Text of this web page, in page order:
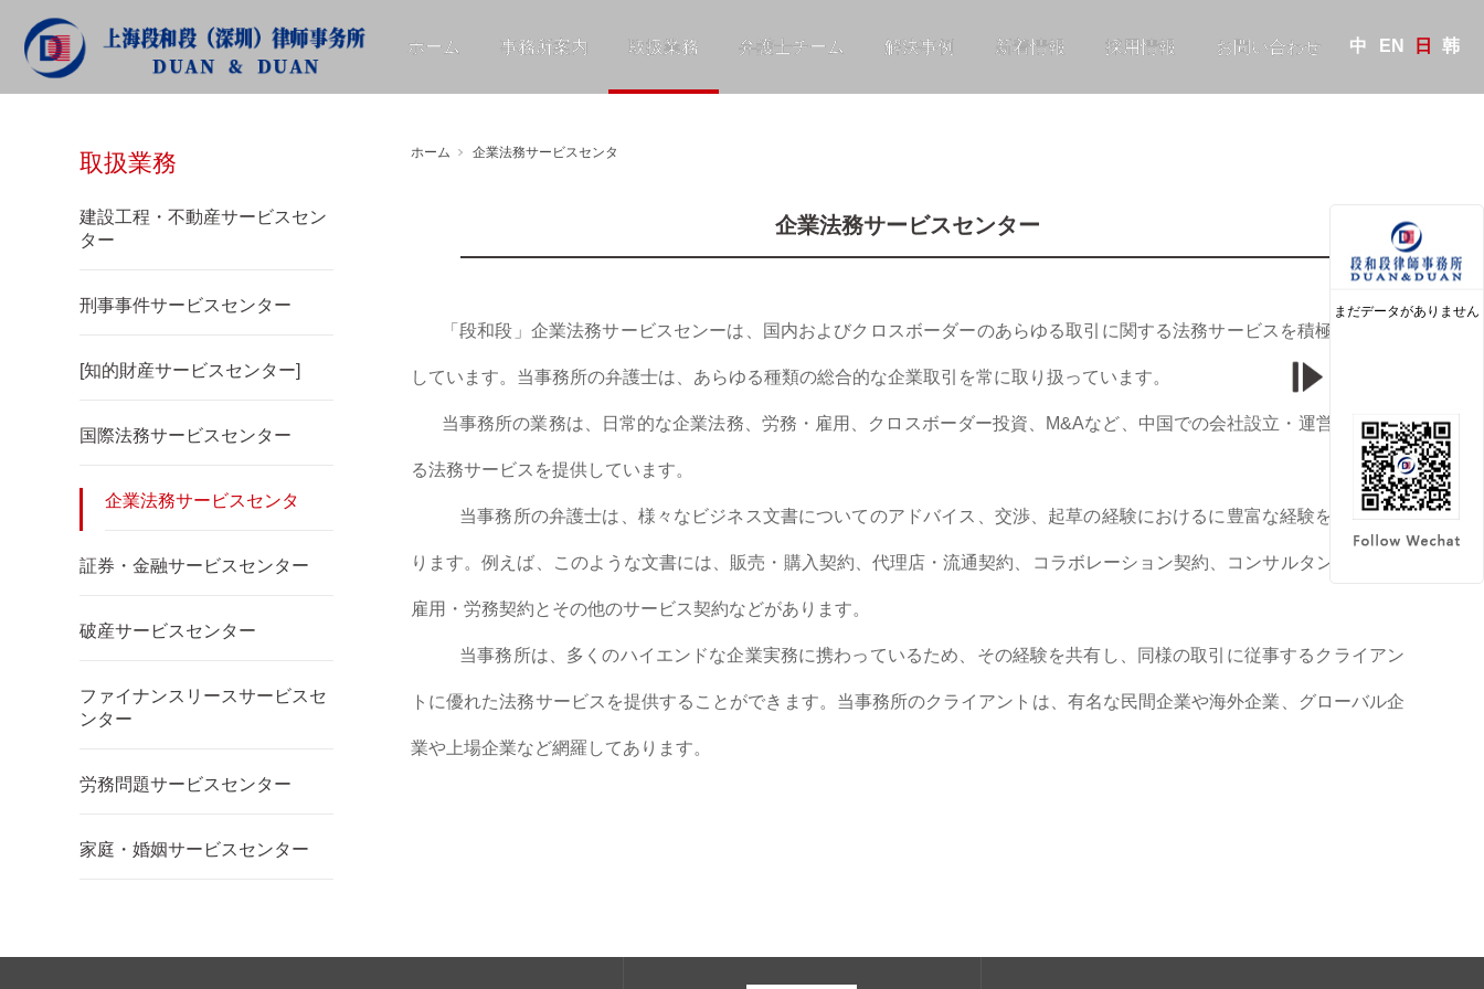
ホーム 事務所案内 取扱業務 弁護士チーム 解決事例 新着情報 採用情報 お問い合わせ EN
中 日 韩
取扱業務
取扱業務
建設工程・不動産サービスセン
ター
刑事事件サービスセンター
[知的財産サービスセンター]
国際法務サービスセンター
企業法務サービスセンタ
証券・金融サービスセンター
破産サービスセンター
ファイナンスリースサービスセ
ンター
労務問題サービスセンター
家庭・婚姻サービスセンター
ホーム 企業法務サービスセンタ
企業法務サービスセンター
「段和段」企業法務サービスセンーは、国内およびクロスボーダーのあらゆる取引に関する法務サービスを積極的に提供
しています。当事務所の弁護士は、あらゆる種類の総合的な企業取引を常に取り扱っています。
当事務所の業務は、日常的な企業法務、労務・雇用、クロスボーダー投資、M&Aなど、中国での会社設立・運営に関連す
る法務サービスを提供しています。
当事務所の弁護士は、様々なビジネス文書についてのアドバイス、交渉、起草の経験におけるに豊富な経験を有してお
ります。例えば、このような文書には、販売・購入契約、代理店・流通契約、コラボレーション契約、コンサルタント契約、
雇用・労務契約とその他のサービス契約などがあります。
当事務所は、多くのハイエンドな企業実務に携わっているため、その経験を共有し、同様の取引に従事するクライアン
トに優れた法務サービスを提供することができます。当事務所のクライアントは、有名な民間企業や海外企業、グローバル企
業や上場企業など網羅してあります。
まだデータがありません